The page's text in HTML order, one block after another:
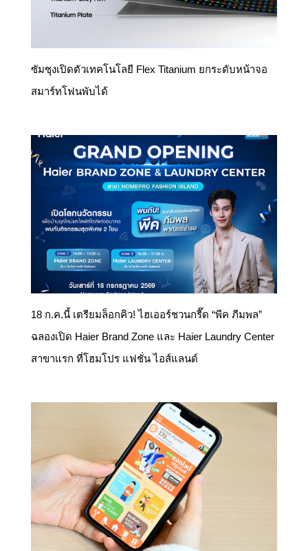
ซัมซุงเปิดตัวเทคโนโลยี Flex Titanium ยกระดับหน้าจอ
สมาร์ทโฟนพับได้
18 ก.ค.นี้ เตรียมล็อกคิว! ไฮเออร์ชวนกรี๊ด “พีค ภีมพล”
ฉลองเปิด Haier Brand Zone และ Haier Laundry Center
สาขาแรก ที่โฮมโปร แฟชั่น ไอส์แลนด์